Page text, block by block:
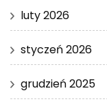
luty 2026
styczeń 2026
grudzień 2025